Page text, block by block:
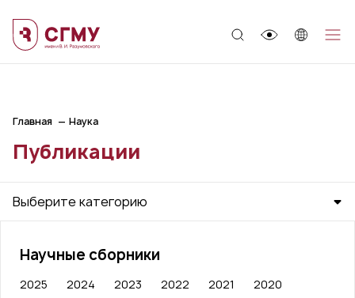
Главная Наука
Публикации
Выберите категорию
Научные сборники
2025 2024 2023 2022 2021
2020